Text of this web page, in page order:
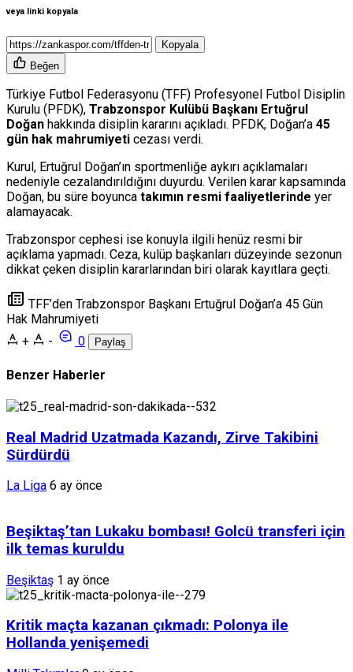
veya linki kopyala
Kopyala
Beğen
Türkiye Futbol Federasyonu (TFF) Profesyonel Futbol Disiplin
Kurulu (PFDK), Trabzonspor Kulübü Başkanı Ertuğrul
Doğan hakkında disiplin kararını açıkladı. PFDK, Doğan’a 45
gün hak mahrumiyeti cezası verdi.
Kurul, Ertuğrul Doğan’ın sportmenliğe aykırı açıklamaları
nedeniyle cezalandırıldığını duyurdu. Verilen karar kapsamında
Doğan, bu süre boyunca takımın resmi faaliyetlerinde yer
alamayacak.
Trabzonspor cephesi ise konuyla ilgili henüz resmi bir
açıklama yapmadı. Ceza, kulüp başkanları düzeyinde sezonun
dikkat çeken disiplin kararlarından biri olarak kayıtlara geçti.
TFF’den Trabzonspor Başkanı Ertuğrul Doğan’a 45 Gün
Hak Mahrumiyeti
+
- 0 Paylaş
Benzer Haberler
Real Madrid Uzatmada Kazandı, Zirve Takibini
Sürdürdü
La Liga 6 ay önce
Beşiktaş’tan Lukaku bombası! Golcü transferi için
ilk temas kuruldu
Beşiktaş 1 ay önce
Kritik maçta kazanan çıkmadı: Polonya ile
Hollanda yenişemedi